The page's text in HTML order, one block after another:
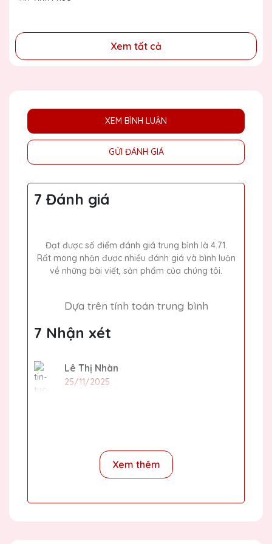
Xem tất cả
XEM BÌNH LUẬN
GỬI ĐÁNH GIÁ
7 Đánh giá
Đạt được số điểm đánh giá trung bình là 4.71.
Rất mong nhận được nhiều đánh giá và bình luận
về những bài viết, sản phẩm của chúng tôi.
Dựa trên tính toán trung bình
7 Nhận xét
Lê Thị Nhàn
25/11/2025
Ngô Thị Thơ
Xem thêm